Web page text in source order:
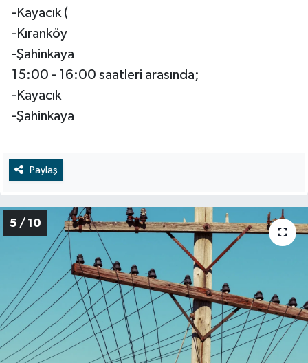
-Kayacık (
-Kıranköy
-Şahinkaya
15:00 - 16:00 saatleri arasında;
-Kayacık
-Şahinkaya
Paylaş
5 / 10